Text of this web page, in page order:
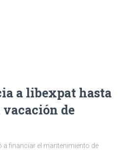
a libexpat hasta
vacación de
a financiar el mantenimiento de